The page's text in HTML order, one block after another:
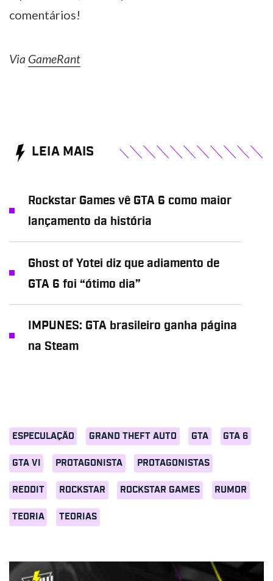
comentários!
Via GameRant
ESPECULAÇÃO GRAND THEFT AUTO GTA GTA 6
GTA VI PROTAGONISTA PROTAGONISTAS
REDDIT ROCKSTAR ROCKSTAR GAMES RUMOR
TEORIA TEORIAS
LEIA MAIS
Rockstar Games vê GTA 6 como maior
lançamento da história
Ghost of Yotei diz que adiamento de
GTA 6 foi “ótimo dia”
IMPUNES: GTA brasileiro ganha página
na Steam